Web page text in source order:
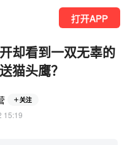
打开APP
却看到一双无辜的
猫头鹰？
关注
15:19